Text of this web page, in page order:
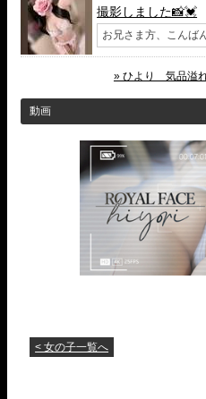
撮影しました📸💓
お兄さま方、こん
» ひより 気品溢
動画
< 女の子一覧へ